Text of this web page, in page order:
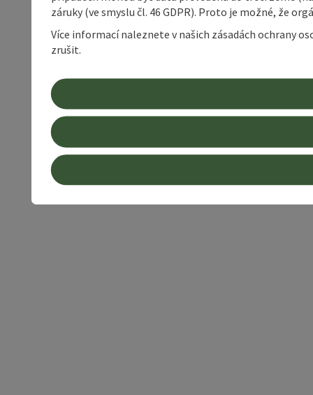
záruky (ve smyslu čl. 46 GDPR). Proto je možné, že
Více informací naleznete v našich zásadách ochrany
zrušit.